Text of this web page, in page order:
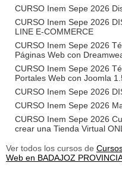
CURSO Inem Sepe 2026
CURSO Inem Sepe 2026
LINE E-COMMERCE
CURSO Inem Sepe 2026
Páginas Web con
CURSO Inem Sepe 2026
Portales Web con Joomla
CURSO Inem Sepe 2026
CURSO Inem Sepe 2026
CURSO Inem Sepe 2026
crear una Tienda Virtual
Ver todos los cursos de
Web en BADAJOZ